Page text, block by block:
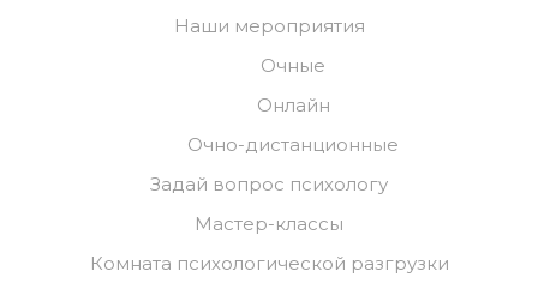
Наши мероприятия
Очные
Онлайн
Очно-дистанционные
Задай вопрос психологу
Мастер-классы
Комната психологической разгрузки